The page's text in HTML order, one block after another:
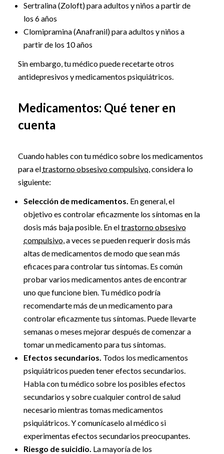
Sertralina (Zoloft) para adultos y niños a partir de
los 6 años
Clomipramina (Anafranil) para adultos y niños a
partir de los 10 años
Sin embargo, tu médico puede recetarte otros
antidepresivos y medicamentos psiquiátricos.
Medicamentos: Qué tener en
cuenta
Cuando hables con tu médico sobre los medicamentos
para eltrastorno obsesivo compulsivo, considera lo
siguiente:
Selección de medicamentos. En general, el
objetivo es controlar eficazmente los síntomas en la
dosis más baja posible. En eltrastorno obsesivo
compulsivo, a veces se pueden requerir dosis más
altas de medicamentos de modo que sean más
eficaces para controlar tus síntomas. Es común
probar varios medicamentos antes de encontrar
uno que funcione bien. Tu médico podría
recomendarte más de un medicamento para
controlar eficazmente tus síntomas. Puede llevarte
semanas o meses mejorar después de comenzar a
tomar un medicamento para tus síntomas.
Efectos secundarios. Todos los medicamentos
psiquiátricos pueden tener efectos secundarios.
Habla con tu médico sobre los posibles efectos
secundarios y sobre cualquier control de salud
necesario mientras tomas medicamentos
psiquiátricos. Y comunícaselo al médico si
experimentas efectos secundarios preocupantes.
Riesgo de suicidio. La mayoría de los